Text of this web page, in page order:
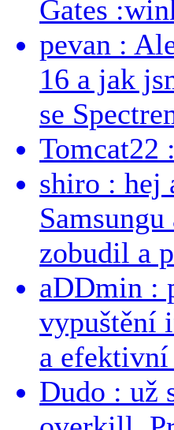
Gates
pevan :
16 a jak
se
Tomcat22
shiro : hej
zobudil a
aDDmin :
vypuštění
a efektivní
Dudo : už